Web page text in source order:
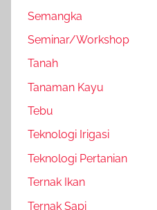
Semangka
Seminar/Workshop
Tanah
Tanaman Kayu
Tebu
Teknologi Irigasi
Teknologi Pertanian
Ternak Ikan
Ternak Sapi